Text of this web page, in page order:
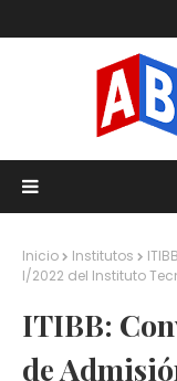
Inicio Institutos
I/2022 del Instituto
ITIBB:
de